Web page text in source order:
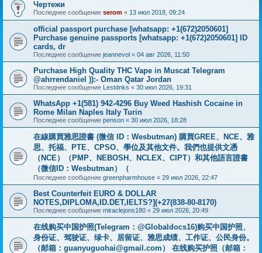
Чертежи
Последнее сообщение serom « 13 июл 2018, 09:24
official passport purchase [whatsapp: +1(672)2050601]
Purchase genuine passports [whatsapp: +1(672)2050601] ID
cards, dr
Последнее сообщение jeannevol « 04 авг 2026, 11:50
Purchase High Quality THC Vape in Muscat Telegram
@ahrrendaniel )):- Oman Qatar Jordan
Последнее сообщение Lestdnks « 30 июл 2026, 19:31
WhatsApp +1(581) 942-4296 Buy Weed Hashish Cocaine in
Rome Milan Naples Italy Turin
Последнее сообщение penson « 30 июл 2026, 18:28
在線購買雅思證書 (微信 ID：Wesbutman) 購買GREE、NCE、雅
思、托福、PTE、CPSO、學位及其他文件。我們也提供文憑
（NCE）（PMP、NEBOSH、NCLEX、CIPT）和其他語言證書
（微信ID：Wesbutman）（
Последнее сообщение greenpharmhouse « 29 июл 2026, 22:47
Best Counterfeit EURO & DOLLAR
NOTES,DIPLOMA,ID.DET,IELTS?](+27(838-80-8170)
Последнее сообщение miraclejons180 « 29 июл 2026, 20:49
在线购买中国护照(Telegram：@Globaldocs16)购买中国护照、
身份证、驾驶证、绿卡、居留证、雅思成绩、工作证、公民身份。
（邮箱： guanyuguohai@gmail.com ） 在线购买护照（邮箱：